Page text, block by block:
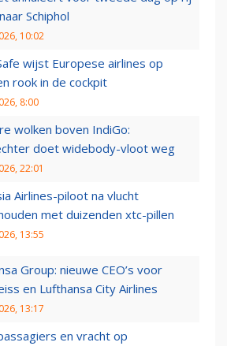
Schiphol
10:02
wijst Europese airlines op
rook in de cockpit
8:00
wolken boven IndiGo:
doet widebody-vloot weg
22:01
Airlines-piloot na vlucht
met duizenden xtc-pillen
13:55
Group: nieuwe CEO’s voor
en Lufthansa City Airlines
13:17
en vracht op